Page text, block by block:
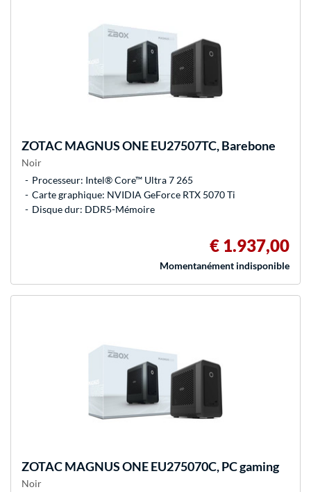
ZOTACMAGNUS ONE EU27507TC, Barebone
Noir
Processeur: Intel® Core™ Ultra 7 265
Carte graphique: NVIDIA GeForce RTX 5070 Ti
Disque dur: DDR5-Mémoire
€ 1.937,00
Momentanément indisponible
ZOTACMAGNUS ONE EU275070C, PC gaming
Noir